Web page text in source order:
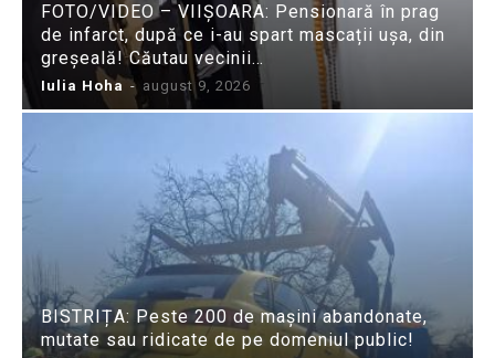
FOTO/VIDEO – VIIȘOARA: Pensionară în prag
de infarct, după ce i-au spart mascații ușa, din
greșeală! Căutau vecinii…
Iulia Hoha - august 9, 2026
BISTRIȚA: Peste 200 de mașini abandonate,
mutate sau ridicate de pe domeniul public!